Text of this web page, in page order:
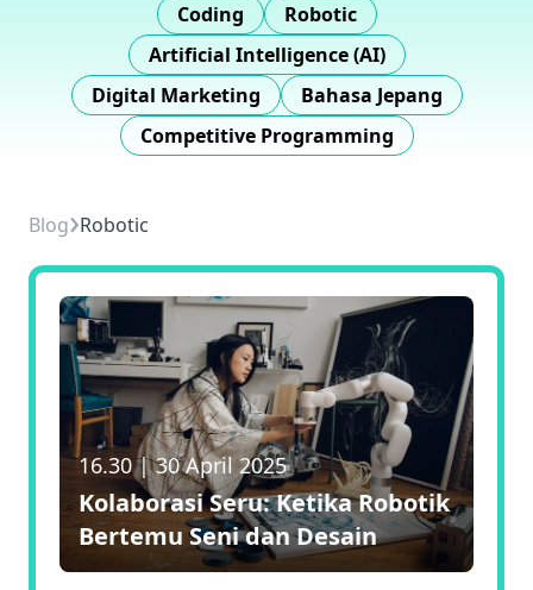
Coding
Robotic
Artificial Intelligence (AI)
Digital Marketing
Bahasa Jepang
Competitive Programming
Blog›Robotic
16.30|30 April 2025
Kolaborasi Seru: Ketika Robotik
Bertemu Seni dan Desain